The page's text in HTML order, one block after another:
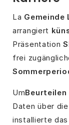
La Gemeinde
arrangiert
Präsentation
frei
UmBeurteilen
Daten über
installierte